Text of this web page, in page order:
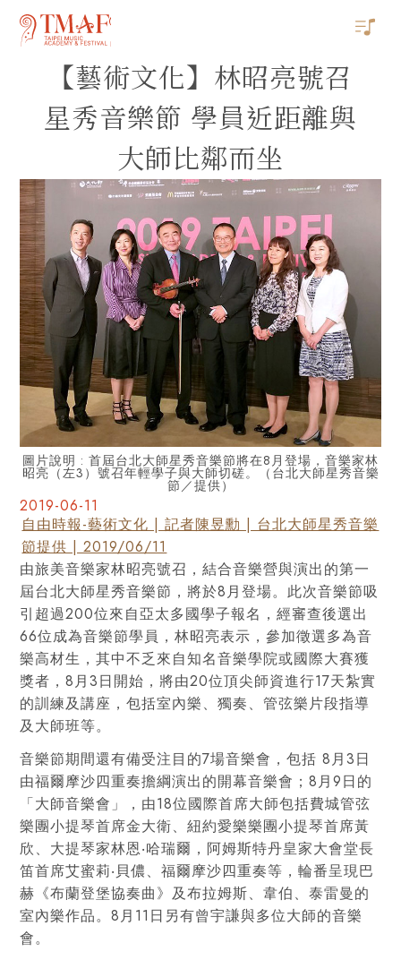
【藝術文化】林昭亮號召
星秀音樂節 學員近距離與
大師比鄰而坐
圖片說明 : 首屆台北大師星秀音樂節將在8月登場，音樂家林
昭亮（左3）號召年輕學子與大師切磋。（台北大師星秀音樂
節／提供）
2019-06-11
自由時報-藝術文化 | 記者陳昱勳 | 台北大師星秀音樂
節提供 | 2019/06/11
由旅美音樂家林昭亮號召，結合音樂營與演出的第一
屆台北大師星秀音樂節，將於8月登場。此次音樂節吸
引超過200位來自亞太多國學子報名，經審查後選出
66位成為音樂節學員，林昭亮表示，參加徵選多為音
樂高材生，其中不乏來自知名音樂學院或國際大賽獲
獎者，8月3日開始，將由20位頂尖師資進行17天紮實
的訓練及講座，包括室內樂、獨奏、管弦樂片段指導
及大師班等。
音樂節期間還有備受注目的7場音樂會，包括 8月3日
由福爾摩沙四重奏擔綱演出的開幕音樂會；8月9日的
「大師音樂會」，由18位國際首席大師包括費城管弦
樂團小提琴首席金大衛、紐約愛樂樂團小提琴首席黃
欣、大提琴家林恩‧哈瑞爾，阿姆斯特丹皇家大會堂長
笛首席艾蜜莉‧貝儂、福爾摩沙四重奏等，輪番呈現巴
赫《布蘭登堡協奏曲》及布拉姆斯、韋伯、泰雷曼的
室內樂作品。8月11日另有曾宇謙與多位大師的音樂
會。